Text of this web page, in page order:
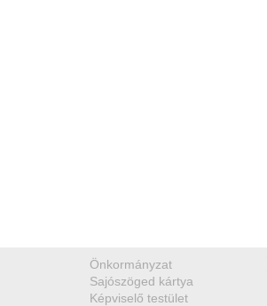
Önkormányzat
Sajószöged kártya
Képviselő testület